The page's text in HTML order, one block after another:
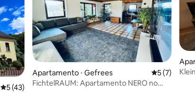
5 de uma avaliação média de 5, 43 avaliações
5 (43)
Apartamento ⋅ Gefrees 5 de uma
5 (7)
FichtelRAUM: Apartamento NERO no